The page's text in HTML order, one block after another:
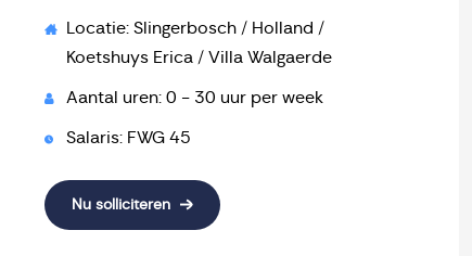
Locatie: Slingerbosch / Holland /
Koetshuys Erica / Villa Walgaerde
Aantal uren: 0 - 30 uur per week
Salaris: FWG 45
Nu solliciteren